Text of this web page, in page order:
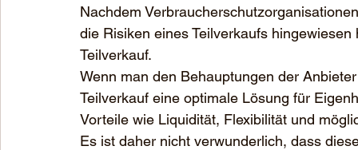
Nachdem
die Risiken eines Teilverkaufs
Teilverkauf.
Wenn man den Behauptungen der
Teilverkauf eine optimale Lösung für
Vorteile wie Liquidität, Flexibilität und
Es ist daher nicht verwunderlich, dass